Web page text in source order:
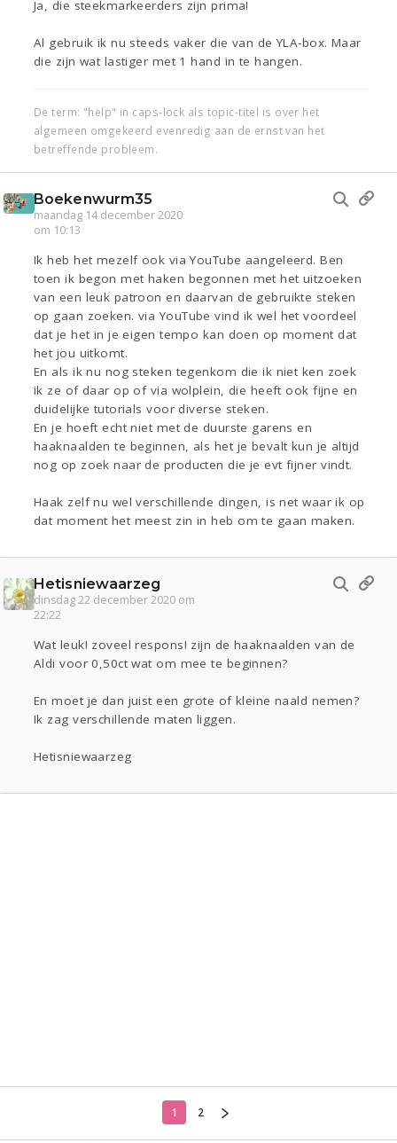
Ja, die steekmarkeerders zijn prima!
Al gebruik ik nu steeds vaker die van de YLA-box. Maar
die zijn wat lastiger met 1 hand in te hangen.
De term: "help" in caps-lock als topic-titel is over het
algemeen omgekeerd evenredig aan de ernst van het
betreffende probleem.
Boekenwurm35
maandag 14 december 2020
om 10:13
Ik heb het mezelf ook via YouTube aangeleerd. Ben
toen ik begon met haken begonnen met het uitzoeken
van een leuk patroon en daarvan de gebruikte steken
op gaan zoeken. via YouTube vind ik wel het voordeel
dat je het in je eigen tempo kan doen op moment dat
het jou uitkomt.
En als ik nu nog steken tegenkom die ik niet ken zoek
ik ze of daar op of via wolplein, die heeft ook fijne en
duidelijke tutorials voor diverse steken.
En je hoeft echt niet met de duurste garens en
haaknaalden te beginnen, als het je bevalt kun je altijd
nog op zoek naar de producten die je evt fijner vindt.
Haak zelf nu wel verschillende dingen, is net waar ik op
dat moment het meest zin in heb om te gaan maken.
Hetisniewaarzeg
dinsdag 22 december 2020 om
22:22
Wat leuk! zoveel respons! zijn de haaknaalden van de
Aldi voor 0,50ct wat om mee te beginnen?
En moet je dan juist een grote of kleine naald nemen?
Ik zag verschillende maten liggen.
Hetisniewaarzeg
1 2